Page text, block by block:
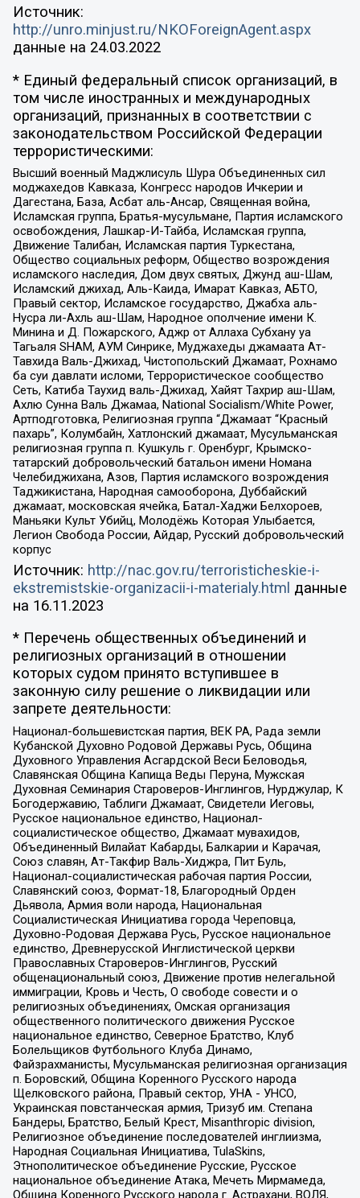
Источник:
http://unro.minjust.ru/NKOForeignAgent.aspx
данные на 24.03.2022
* Единый федеральный список организаций, в
том числе иностранных и международных
организаций, признанных в соответствии с
законодательством Российской Федерации
террористическими:
Высший военный Маджлисуль Шура Объединенных сил
моджахедов Кавказа, Конгресс народов Ичкерии и
Дагестана, База, Асбат аль-Ансар, Священная война,
Исламская группа, Братья-мусульмане, Партия исламского
освобождения, Лашкар-И-Тайба, Исламская группа,
Движение Талибан, Исламская партия Туркестана,
Общество социальных реформ, Общество возрождения
исламского наследия, Дом двух святых, Джунд аш-Шам,
Исламский джихад, Аль-Каида, Имарат Кавказ, АБТО,
Правый сектор, Исламское государство, Джабха аль-
Нусра ли-Ахль аш-Шам, Народное ополчение имени К.
Минина и Д. Пожарского, Аджр от Аллаха Субхану уа
Тагьаля SHAM, АУМ Синрике, Муджахеды джамаата Ат-
Тавхида Валь-Джихад, Чистопольский Джамаат, Рохнамо
ба суи давлати исломи, Террористическое сообщество
Сеть, Катиба Таухид валь-Джихад, Хайят Тахрир аш-Шам,
Ахлю Сунна Валь Джамаа, National Socialism/White Power,
Артподготовка, Религиозная группа “Джамаат “Красный
пахарь”, Колумбайн, Хатлонский джамаат, Мусульманская
религиозная группа п. Кушкуль г. Оренбург, Крымско-
татарский добровольческий батальон имени Номана
Челебиджихана, Азов, Партия исламского возрождения
Таджикистана, Народная самооборона, Дуббайский
джамаат, московская ячейка, Батал-Хаджи Белхороев,
Маньяки Культ Убийц, Молодёжь Которая Улыбается,
Легион Свобода России, Айдар, Русский добровольческий
корпус
Источник: http://nac.gov.ru/terroristicheskie-i-
ekstremistskie-organizacii-i-materialy.html данные
на 16.11.2023
* Перечень общественных объединений и
религиозных организаций в отношении
которых судом принято вступившее в
законную силу решение о ликвидации или
запрете деятельности:
Национал-большевистская партия, ВЕК РА, Рада земли
Кубанской Духовно Родовой Державы Русь, Община
Духовного Управления Асгардской Веси Беловодья,
Славянская Община Капища Веды Перуна, Мужская
Духовная Семинария Староверов-Инглингов, Нурджулар, К
Богодержавию, Таблиги Джамаат, Свидетели Иеговы,
Русское национальное единство, Национал-
социалистическое общество, Джамаат мувахидов,
Объединенный Вилайат Кабарды, Балкарии и Карачая,
Союз славян, Ат-Такфир Валь-Хиджра, Пит Буль,
Национал-социалистическая рабочая партия России,
Славянский союз, Формат-18, Благородный Орден
Дьявола, Армия воли народа, Национальная
Социалистическая Инициатива города Череповца,
Духовно-Родовая Держава Русь, Русское национальное
единство, Древнерусской Инглистической церкви
Православных Староверов-Инглингов, Русский
общенациональный союз, Движение против нелегальной
иммиграции, Кровь и Честь, О свободе совести и о
религиозных объединениях, Омская организация
общественного политического движения Русское
национальное единство, Северное Братство, Клуб
Болельщиков Футбольного Клуба Динамо,
Файзрахманисты, Мусульманская религиозная организация
п. Боровский, Община Коренного Русского народа
Щелковского района, Правый сектор, УНА - УНСО,
Украинская повстанческая армия, Тризуб им. Степана
Бандеры, Братство, Белый Крест, Misanthropic division,
Религиозное объединение последователей инглиизма,
Народная Социальная Инициатива, TulaSkins,
Этнополитическое объединение Русские, Русское
национальное объединение Атака, Мечеть Мирмамеда,
Община Коренного Русского народа г. Астрахани, ВОЛЯ,